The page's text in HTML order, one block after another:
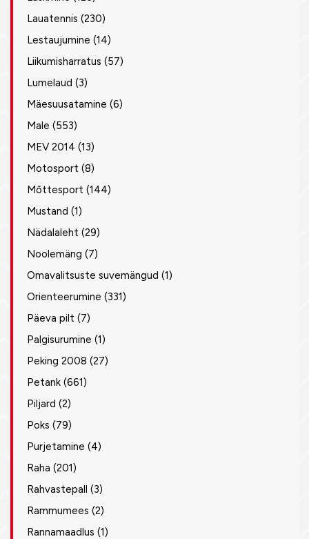
Lauatennis (230)
Lestaujumine (14)
Liikumisharratus (57)
Lumelaud (3)
Mäesuusatamine (6)
Male (553)
MEV 2014 (13)
Motosport (8)
Mõttesport (144)
Mustand (1)
Nädalaleht (29)
Noolemäng (7)
Omavalitsuste suvemängud (1)
Orienteerumine (331)
Päeva pilt (7)
Palgisurumine (1)
Peking 2008 (27)
Petank (661)
Piljard (2)
Poks (79)
Purjetamine (4)
Raha (201)
Rahvastepall (3)
Rammumees (2)
Rannamaadlus (1)